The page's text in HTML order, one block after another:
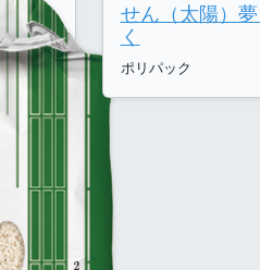
せん（太陽）
く
ポリパック